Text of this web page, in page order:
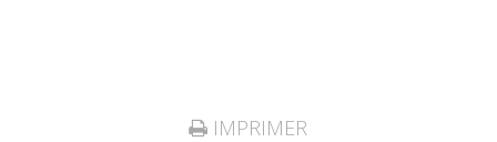
IMPRIMER